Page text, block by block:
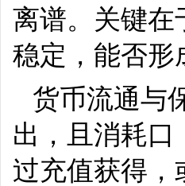
离谱。关键在
稳定，能否形
货币流通与
出，且消耗
过充值获得，